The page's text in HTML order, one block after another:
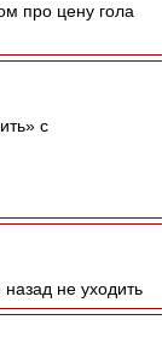
про цену гола
с
не уходить